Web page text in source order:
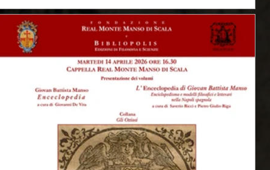
scienze: Giovan Battista Manso, Enceclopedia, a cura di Giovanni De
Vita, Napoli, Bibliopolis, 2025 e L’Enceclopedia di Giovan Battista
Manso. Enciclopedismo e modelli filosofici e letterari nella Napoli
spagnola, a cura di Saverio Ricci e Pietro Giulio Riga, Napoli,